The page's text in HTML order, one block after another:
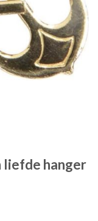
liefde hanger